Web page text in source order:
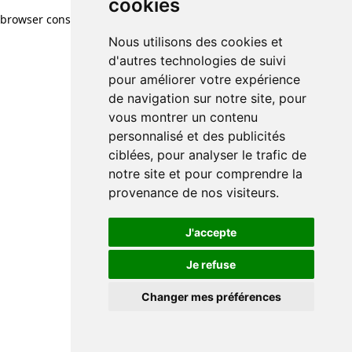
cookies
Nous utilisons des cookies et
d'autres technologies de suivi
pour améliorer votre expérience
de navigation sur notre site, pour
vous montrer un contenu
personnalisé et des publicités
ciblées, pour analyser le trafic de
notre site et pour comprendre la
provenance de nos visiteurs.
J'accepte
Je refuse
Changer mes préférences
browser console for more information)